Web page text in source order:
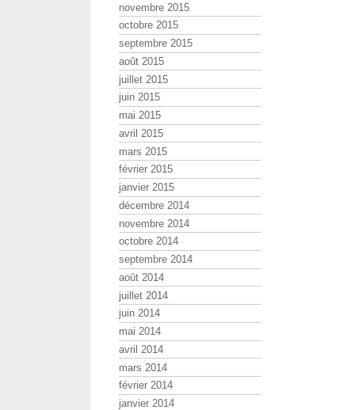
novembre 2015
octobre 2015
septembre 2015
août 2015
juillet 2015
juin 2015
mai 2015
avril 2015
mars 2015
février 2015
janvier 2015
décembre 2014
novembre 2014
octobre 2014
septembre 2014
août 2014
juillet 2014
juin 2014
mai 2014
avril 2014
mars 2014
février 2014
janvier 2014